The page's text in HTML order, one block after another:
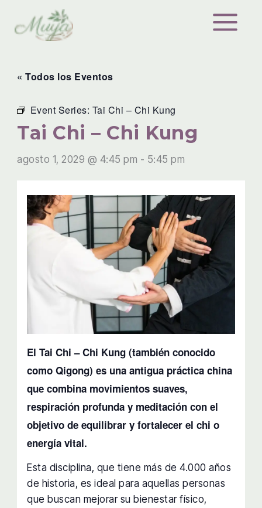
contenido
« Todos los Eventos
Event Series: Tai Chi – Chi Kung
Tai Chi – Chi Kung
agosto 1, 2029 @ 4:45 pm - 5:45 pm
El Tai Chi – Chi Kung (también conocido
como Qigong) es una antigua práctica china
que combina movimientos suaves,
respiración profunda y meditación con el
objetivo de equilibrar y fortalecer el chi o
energía vital.
Esta disciplina, que tiene más de 4.000 años
de historia, es ideal para aquellas personas
que buscan mejorar su bienestar físico,